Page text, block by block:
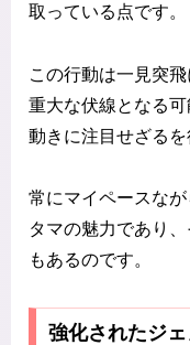
取っている点です。
この行動は一見突
重大な伏線となる
動きに注目せざるを
常にマイペースな
タマの魅力であり
もあるのです。
強化されたジ